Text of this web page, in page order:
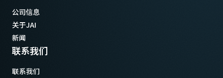
公司信息
关于JAI
新闻
联系我们
联系我们